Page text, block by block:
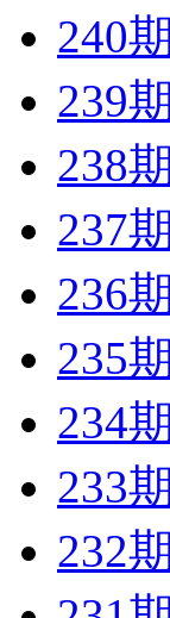
240期
239期
238期
237期
236期
235期
234期
233期
232期